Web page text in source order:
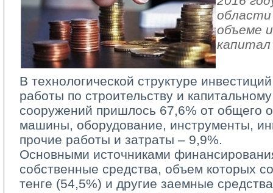
области
объеме
В технологической структуре
работы по строительству и
сооружений пришлось 67,6% от общего
машины, оборудование, инструменты,
прочие работы и затраты – 9,9%.
Основными источниками
собственные средства, объем которых
тенге (54,5%) и другие заемные